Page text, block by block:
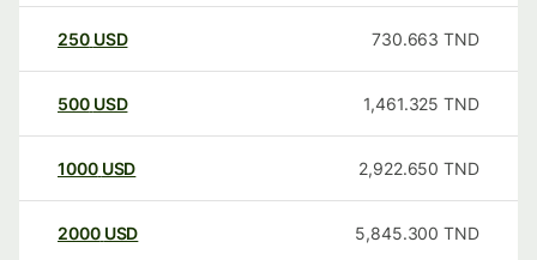
250 USD 730.663 TND
500 USD 1,461.325 TND
1000 USD 2,922.650 TND
2000 USD 5,845.300 TND